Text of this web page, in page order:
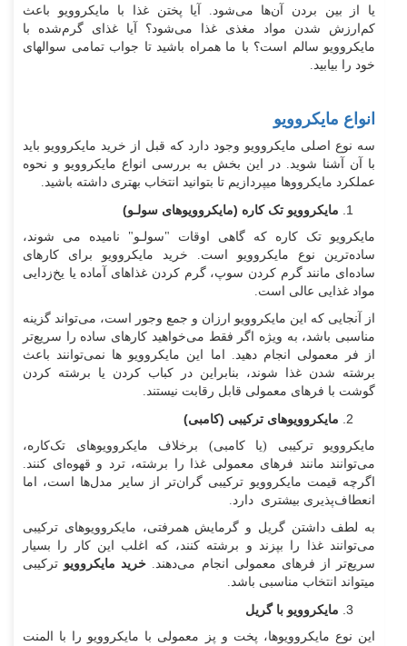
یا از بین بردن آن‌ها می‌شود. آیا پختن غذا با مایکروویو باعث
کم‌ارزش شدن مواد مغذی غذا می‌شود؟ آیا غذای گرم‌شده با
مایکروویو سالم است؟ با ما همراه باشید تا جواب تمامی سوالهای
خود را بیابید.
انواع مایکروویو
سه نوع اصلی مایکروویو وجود دارد که قبل از خرید مایکروویو باید
با آن آشنا شوید. در این بخش به بررسی انواع مایکروویو و نحوه
عملکرد مایکرووها میپردازیم تا بتوانید انتخاب بهتری داشته باشید.
مایکروویو تک ‌کاره (مایکروویوهای سولـو)
مایکرویو تک کاره که گاهی اوقات "سولـو" نامیده می شوند،
ساده‌ترین نوع مایکروویو است. خرید مایکروویو برای کارهای
ساده‌ای مانند گرم کردن سوپ، گرم کردن غذاهای آماده یا یخ‌زدایی
مواد غذایی عالی است.
از آنجایی که این مایکروویو ارزان و جمع ‌وجور است، می‌تواند گزینه
مناسبی باشد، به ویژه اگر فقط می‌خواهید کارهای ساده را سریع‌تر
از فر معمولی انجام دهید. اما این مایکروویو ها نمی‌توانند باعث
برشته شدن غذا شوند، بنابراین در کباب کردن یا برشته کردن
گوشت با فرهای معمولی قابل رقابت نیستند.
مایکروویوهای ترکیبی (کامبی)
مایکروویو ترکیبی (یا کامبی) برخلاف مایکروویوهای تک‌کاره،
می‌توانند مانند فرهای معمولی غذا را برشته، ترد و قهوه‌ای کنند.
اگرچه قیمت مایکروویو ترکیبی گران‌تر از سایر مدل‌ها است، اما
انعطاف‌پذیری بیشتری دارد.
به لطف داشتن گریل و گرمایش همرفتی، مایکروویوهای ترکیبی
می‌توانند غذا را بپزند و برشته کنند، که اغلب این کار را بسیار
سریع‌تر از فرهای معمولی انجام می‌دهند. خرید مایکروویو ترکیبی
میتواند انتخاب مناسبی باشد.
مایکروویو با گریل
این نوع مایکروویوها، پخت‌ و پز معمولی با مایکروویو را با المنت